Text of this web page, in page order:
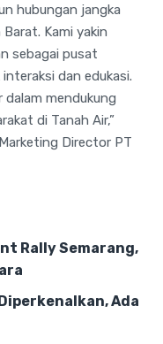
hubungan jangka
Kami yakin
sebagai pusat
dan edukasi.
mendukung
di Tanah Air,”
Director PT
Rally Semarang,
Ada